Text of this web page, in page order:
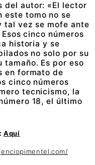
del autor: «El lector
este tomo no se
tal vez se mofe ante
cinco números
historia y se
no solo por su
Es por eso
en formato de
cinco números
tecnicismo, la
18, el último
Aquí